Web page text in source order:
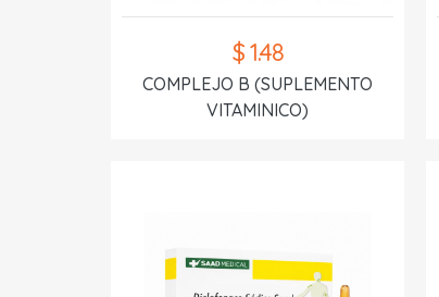
$ 1.48
COMPLEJO B (SUPLEMENTO
VITAMINICO)